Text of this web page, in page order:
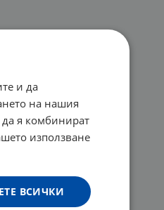
и да
на нашия
я комбинират
използване
ВСИЧКИ